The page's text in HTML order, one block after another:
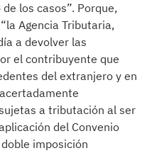
los casos”. Porque,
Agencia Tributaria,
a devolver las
el contribuyente que
del extranjero y en
a tributación al ser
del Convenio
imposición